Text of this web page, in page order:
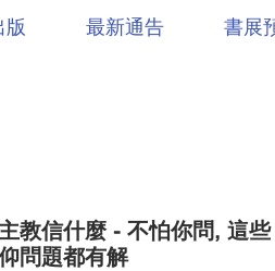
教信什麼 - 不怕你問, 這些
問題都有解
最新通告 書展